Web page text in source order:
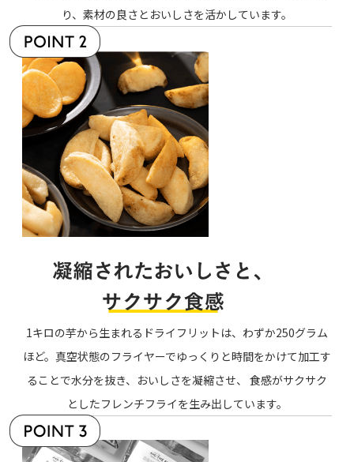
り、素材の良さとおいしさを活かしています。
1キロの芋から生まれるドライフリットは、わずか250グラム
ほど。真空状態のフライヤーでゆっくりと時間をかけて加工す
ることで水分を抜き、おいしさを凝縮させ、 食感がサクサク
としたフレンチフライを生み出しています。